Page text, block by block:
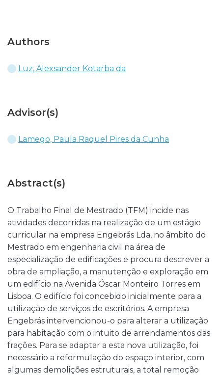
Authors
Luz, Alexsander Kotarba da
Advisor(s)
Lamego, Paula Raquel Pires da Cunha
Abstract(s)
O Trabalho Final de Mestrado (TFM) incide nas
atividades decorridas na realização de um estágio
curricular na empresa Engebrás Lda, no âmbito do
Mestrado em engenharia civil na área de
especialização de edificações e procura descrever a
obra de ampliação, a manutenção e exploração em
um edifício na Avenida Óscar Monteiro Torres em
Lisboa. O edifício foi concebido inicialmente para a
utilização de serviços de escritórios. A empresa
Engebrás intervencionou-o para alterar a utilização
para habitação com o intuito de arrendamentos das
frações. Para se adaptar a esta nova utilização, foi
necessário a reformulação do espaço interior, com
algumas demolições estruturais, a total remoção